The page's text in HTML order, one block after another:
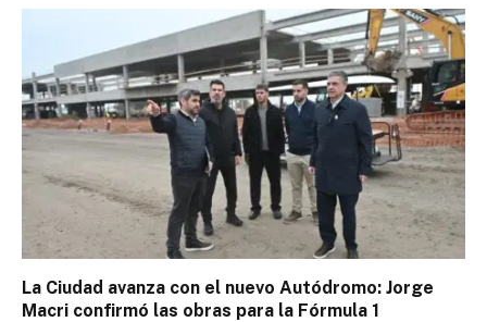
La Ciudad avanza con el nuevo Autódromo: Jorge
Macri confirmó las obras para la Fórmula 1